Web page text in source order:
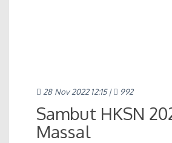
28 Nov 2022 12:15 | 992
Sambut HKSN
Massal